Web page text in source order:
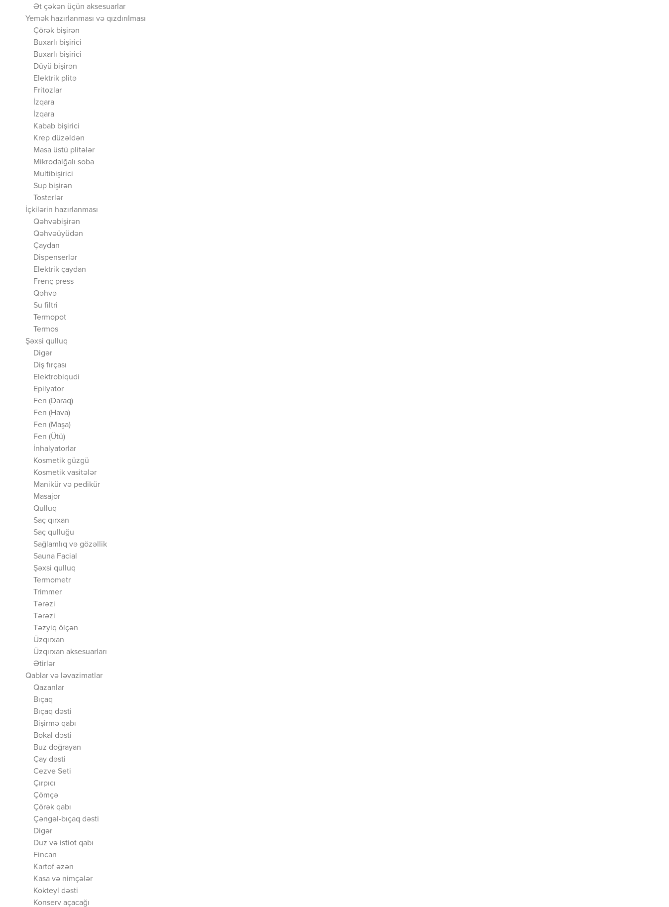
Ət çəkən üçün aksesuarlar
Yemək hazırlanması və qızdırılması
Çörək bişirən
Buxarlı bişirici
Buxarlı bişirici
Düyü bişirən
Elektrik plitə
Fritozlar
İzqara
İzqara
Kabab bişirici
Krep düzəldən
Masa üstü plitələr
Mikrodalğalı soba
Multibişirici
Sup bişirən
Tosterlər
İçkilərin hazırlanması
Qəhvəbişirən
Qəhvəüyüdən
Çaydan
Dispenserlər
Elektrik çaydan
Frenç press
Qəhvə
Su filtri
Termopot
Termos
Şəxsi qulluq
Digər
Diş fırçası
Elektrobiqudi
Epilyator
Fen (Daraq)
Fen (Hava)
Fen (Maşa)
Fen (Ütü)
İnhalyatorlar
Kosmetik güzgü
Kosmetik vasitələr
Manikür və pedikür
Masajor
Qulluq
Saç qırxan
Saç qulluğu
Sağlamlıq və gözəllik
Sauna Facial
Şəxsi qulluq
Termometr
Trimmer
Tərəzi
Tərəzi
Təzyiq ölçən
Üzqırxan
Üzqırxan aksesuarları
Ətirlər
Qablar və ləvazimatlar
Qazanlar
Bıçaq
Bıçaq dəsti
Bişirmə qabı
Bokal dəsti
Buz doğrayan
Çay dəsti
Cezve Seti
Çırpıcı
Çömçə
Çörək qabı
Çəngəl-bıçaq dəsti
Digər
Duz və istiot qabı
Fincan
Kartof əzən
Kasa və nimçələr
Kokteyl dəsti
Konserv açacağı